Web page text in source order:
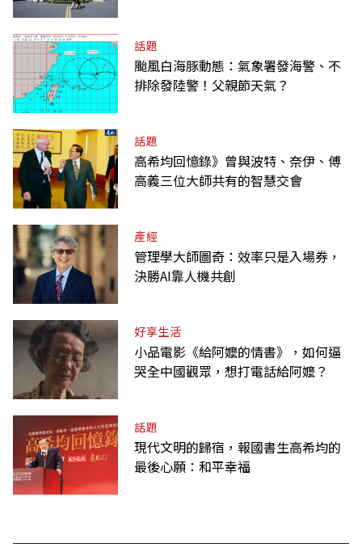
話題
颱風白海豚動態：氣象署發海警、不
排除發陸警！父親節天氣？
話題
高希均回憶錄》曾與波特、奈伊、傅
高義三位大師共有的智慧交會
產經
管理學大師圖奇：效率只是入場券，
決勝AI靠人機共創
好享生活
小品電影《給阿嬤的情書》，如何逼
哭全中國觀眾，想打電話給阿嬤？
話題
現代文明的歸宿，報國書生高希均的
最後心願：和平幸福